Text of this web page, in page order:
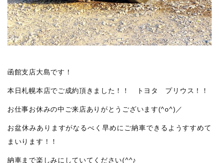
函館支店大島です！
本日札幌本店でご成約頂きました！！ トヨタ プリウス！！
お仕事お休みの中ご来店ありがとうございます(^o^)／
お盆休みありますがなるべく早めにご納車できるようすすめて
まいります！！
納車まで楽しみにしていてください(^^♪